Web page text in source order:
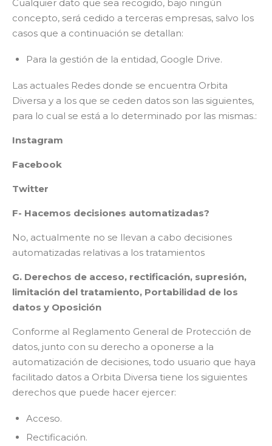
Cualquier dato que sea recogido, bajo ningún
concepto, será cedido a terceras empresas, salvo los
casos que a continuación se detallan:
Para la gestión de la entidad, Google Drive.
Las actuales Redes donde se encuentra Orbita
Diversa y a los que se ceden datos son las siguientes,
para lo cual se está a lo determinado por las mismas.:
Instagram
Facebook
Twitter
F- Hacemos decisiones automatizadas?
No, actualmente no se llevan a cabo decisiones
automatizadas relativas a los tratamientos
G. Derechos de acceso, rectificación, supresión,
limitación del tratamiento, Portabilidad de los
datos y Oposición
Conforme al Reglamento General de Protección de
datos, junto con su derecho a oponerse a la
automatización de decisiones, todo usuario que haya
facilitado datos a Orbita Diversa tiene los siguientes
derechos que puede hacer ejercer:
Acceso.
Rectificación.